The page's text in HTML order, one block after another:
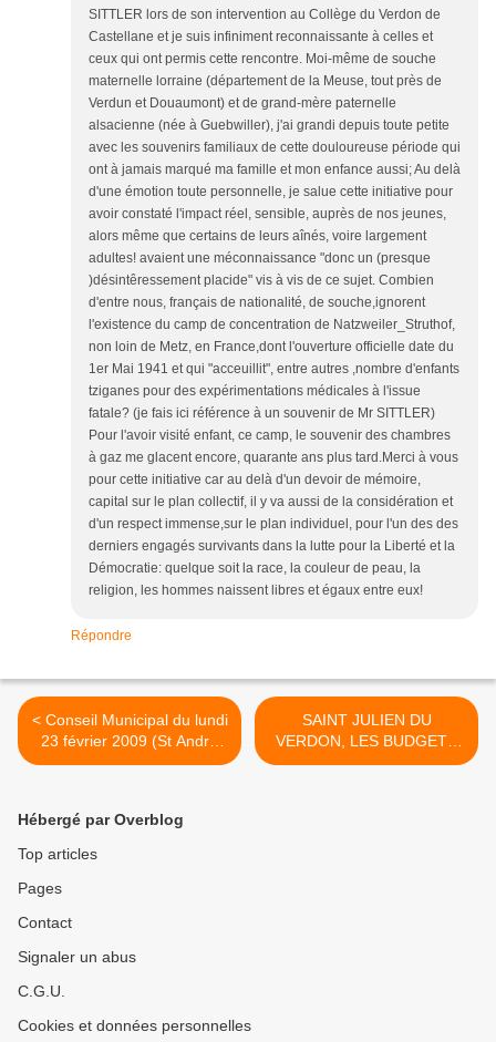
SITTLER lors de son intervention au Collège du Verdon de
Castellane et je suis infiniment reconnaissante à celles et
ceux qui ont permis cette rencontre. Moi-même de souche
maternelle lorraine (département de la Meuse, tout près de
Verdun et Douaumont) et de grand-mère paternelle
alsacienne (née à Guebwiller), j'ai grandi depuis toute petite
avec les souvenirs familiaux de cette douloureuse période qui
ont à jamais marqué ma famille et mon enfance aussi; Au delà
d'une émotion toute personnelle, je salue cette initiative pour
avoir constaté l'impact réel, sensible, auprès de nos jeunes,
alors même que certains de leurs aînés, voire largement
adultes! avaient une méconnaissance "donc un (presque
)désintêressement placide" vis à vis de ce sujet. Combien
d'entre nous, français de nationalité, de souche,ignorent
l'existence du camp de concentration de Natzweiler_Struthof,
non loin de Metz, en France,dont l'ouverture officielle date du
1er Mai 1941 et qui "acceuillit", entre autres ,nombre d'enfants
tziganes pour des expérimentations médicales à l'issue
fatale? (je fais ici référence à un souvenir de Mr SITTLER)
Pour l'avoir visité enfant, ce camp, le souvenir des chambres
à gaz me glacent encore, quarante ans plus tard.Merci à vous
pour cette initiative car au delà d'un devoir de mémoire,
capital sur le plan collectif, il y va aussi de la considération et
d'un respect immense,sur le plan individuel, pour l'un des des
derniers engagés survivants dans la lutte pour la Liberté et la
Démocratie: quelque soit la race, la couleur de peau, la
religion, les hommes naissent libres et égaux entre eux!
Répondre
< Conseil Municipal du lundi
23 février 2009 (St Andre
les Alpes)
SAINT JULIEN DU
VERDON, LES BUDGETS
2009 >
Hébergé par Overblog
Top articles
Pages
Contact
Signaler un abus
C.G.U.
Cookies et données personnelles